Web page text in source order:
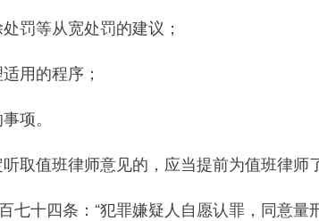
罚等从宽处罚的建议；
用的程序；
项。
值班律师意见的，应当提前为值班律师
十四条：“犯罪嫌疑人自愿认罪，同意量